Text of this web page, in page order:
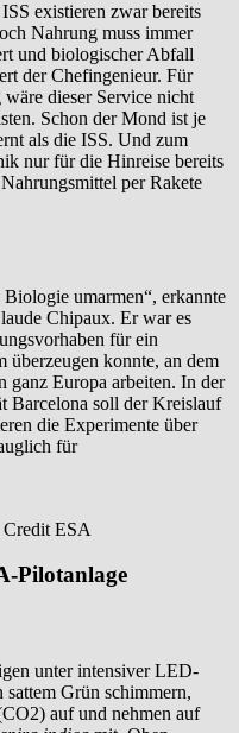
existieren zwar bereits
Nahrung muss immer
und biologischer Abfall
der Chefingenieur. Für
dieser Service nicht
Schon der Mond ist je
als die ISS. Und zum
nur für die Hinreise bereits
per Rakete
umarmen“, erkannte
Chipaux. Er war es
für ein
überzeugen konnte, an dem
ganz Europa arbeiten. In der
Barcelona soll der Kreislauf
die Experimente über
für
ESA
Pilotanlage
unter intensiver LED-
Grün schimmern,
auf und nehmen auf